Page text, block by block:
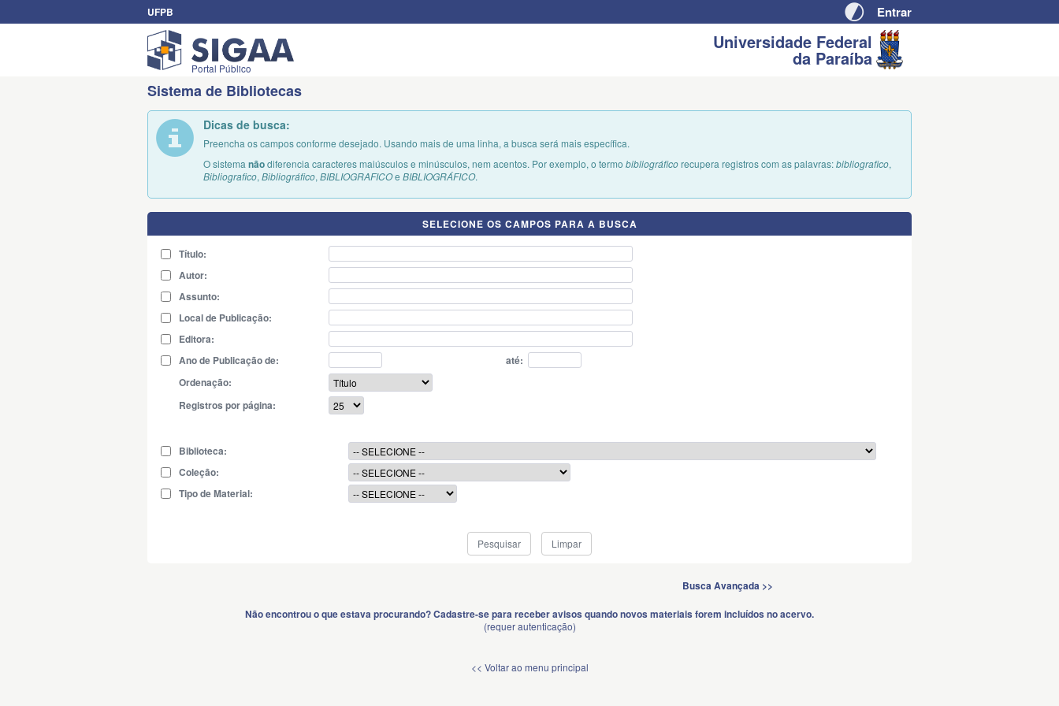
UFPB
para
conteúdo
Auto
Contraste
Entrar
Portal Público
Universidade Federal
da Paraíba
Sistema de Bibliotecas
Dicas de busca:
Preencha os campos conforme desejado. Usando mais de uma linha, a busca será mais específica.
O sistema nãodiferencia caracteres maiúsculos e minúsculos, nem acentos. Por exemplo, o termo bibliográficorecupera registros com as palavras:bibliografico,
Bibliografico, Bibliográfico, BIBLIOGRAFICOe BIBLIOGRÁFICO.
SELECIONE OS CAMPOS PARA A BUSCA
Título:
Autor:
Assunto:
Local de Publicação:
Editora:
Ano de Publicação de:
até:
Ordenação:
Registros por página:
Biblioteca:
Coleção:
Tipo de Material:
Busca Avançada >>
Não encontrou o que estava procurando? Cadastre-se para receber avisos quando novos materiais forem incluídos no acervo.
(requer autenticação)
<< Voltar ao menu principal